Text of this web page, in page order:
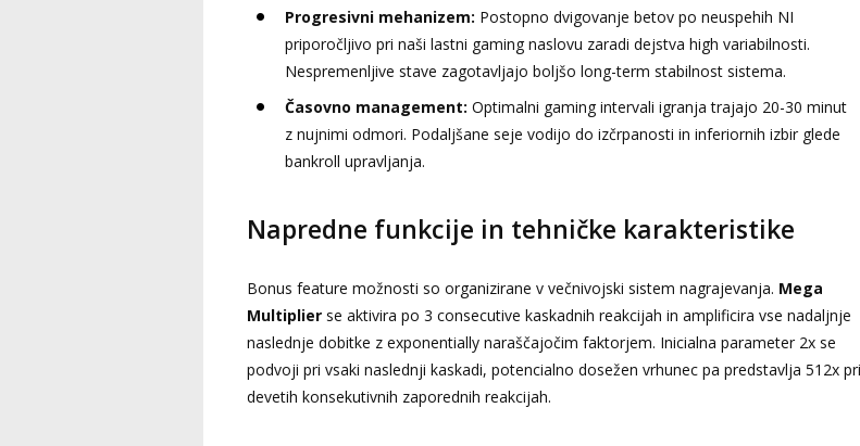
Progresivni mehanizem: Postopno dvigovanje betov po neuspehih NI
priporočljivo pri naši lastni gaming naslovu zaradi dejstva high variabilnosti.
Nespremenljive stave zagotavljajo boljšo long-term stabilnost sistema.
Časovno management: Optimalni gaming intervali igranja trajajo 20-30 minut
z nujnimi odmori. Podaljšane seje vodijo do izčrpanosti in inferiornih izbir glede
bankroll upravljanja.
Napredne funkcije in tehničke karakteristike
Bonus feature možnosti so organizirane v večnivojski sistem nagrajevanja. Mega
Multiplier se aktivira po 3 consecutive kaskadnih reakcijah in amplificira vse nadaljnje
naslednje dobitke z exponentially naraščajočim faktorjem. Inicialna parameter 2x se
podvoji pri vsaki naslednji kaskadi, potencialno dosežen vrhunec pa predstavlja 512x pri
devetih konsekutivnih zaporednih reakcijah.